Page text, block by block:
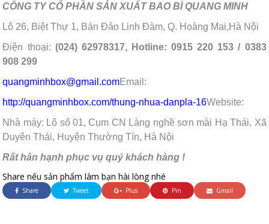
CÔNG TY CỔ PHẦN SẢN XUẤT BAO BÌ QUANG MINH
Lô 26, Biệt Thự 1, Bán Đảo Linh Đàm, Q. Hoàng Mai,Hà Nội
Điện thoại: (024) 62978317, Hotline: 0915 220 153 / 0383
908 299
Email:
quangminhbox@gmail.com
Website:
http://quangminhbox.com/thung-nhua-danpla-16
Nhà máy: Lô số 01, Cụm CN Làng nghề sơn mài Hạ Thái, Xã
Duyên Thái, Huyện Thường Tín, Hà Nội
Rất hân hạnh phục vụ quý khách hàng !
Share nếu sản phẩm làm bạn hài lòng nhé
Share Tweet Plus Pin Gmail